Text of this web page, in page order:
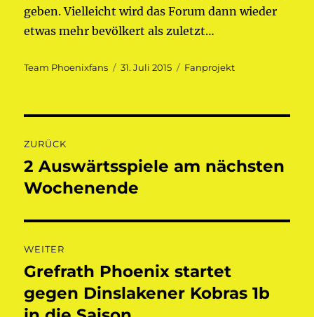
geben. Vielleicht wird das Forum dann wieder
etwas mehr bevölkert als zuletzt…
Autor
Team Phoenixfans
Veröffentlicht
31. Juli 2015 Kategorien
Fanprojekt
ZURÜCK
Vorheriger
Beitrag:
2 Auswärtsspiele am nächsten
Wochenende
WEITER
Nächster
Beitrag:
Grefrath Phoenix startet
gegen Dinslakener Kobras 1b